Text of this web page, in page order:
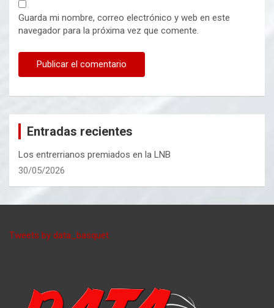
Guarda mi nombre, correo electrónico y web en este
navegador para la próxima vez que comente.
Entradas recientes
Los entrerrianos premiados en la LNB
30/05/2026
Tweets by data_basquet